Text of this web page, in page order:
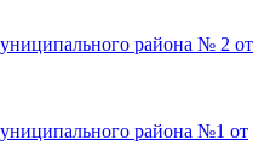
района № 2 от
района №1 от